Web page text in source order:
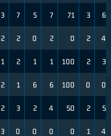
3 7 5 7 71 3 6
2 2 0 2 0 2 4
1 2 1 1 100 2 3
2 1 6 6 100 0 0
2 3 2 4 50 2 5
3 0 0 0 0 1 4